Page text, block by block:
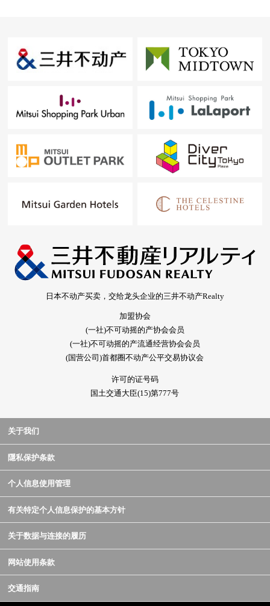
日本不动产买卖，交给龙头企业的三井不动产Realty
加盟协会
(一社)不可动摇的产协会会员
(一社)不可动摇的产流通经营协会会员
(国营公司)首都圈不动产公平交易协议会
许可的证号码
国土交通大臣(15)第777号
关于我们
隱私保护条款
个人信息使用管理
有关特定个人信息保护的基本方针
关于数据与连接的履历
网站使用条款
交通指南